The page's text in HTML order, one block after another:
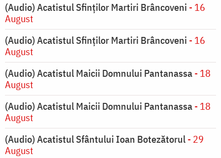
(Audio) Acatistul Sfinților Martiri Brâncoveni - 16
August
(Audio) Acatistul Sfinților Martiri Brâncoveni - 16
August
(Audio) Acatistul Maicii Domnului Pantanassa- 18
August
(Audio) Acatistul Maicii Domnului Pantanassa- 18
August
(Audio) Acatistul Sfântului Ioan Botezătorul- 29
August